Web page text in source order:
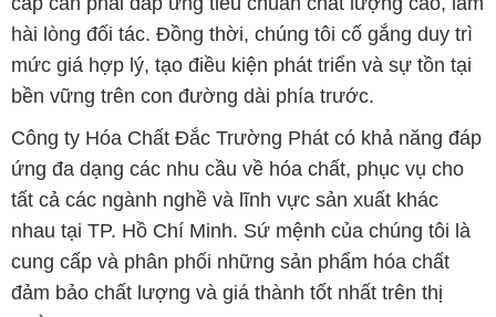
hài lòng đối tác. Đồng thời, chúng tôi cố gắng duy trì
mức giá hợp lý, tạo điều kiện phát triển và sự tồn tại
bền vững trên con đường dài phía trước.
Công ty Hóa Chất Đắc Trường Phát có khả năng đáp
ứng đa dạng các nhu cầu về hóa chất, phục vụ cho
tất cả các ngành nghề và lĩnh vực sản xuất khác
nhau tại TP. Hồ Chí Minh. Sứ mệnh của chúng tôi là
cung cấp và phân phối những sản phẩm hóa chất
đảm bảo chất lượng và giá thành tốt nhất trên thị